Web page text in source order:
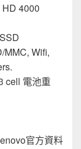
4000
MMC, Wifi,
cell 電池重
官方資料